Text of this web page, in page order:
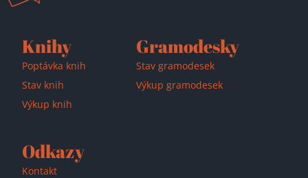
Knihy
Poptávka knih
Stav knih
Výkup knih
Gramodesky
Stav gramodesek
Výkup gramodesek
Odkazy
Kontakt